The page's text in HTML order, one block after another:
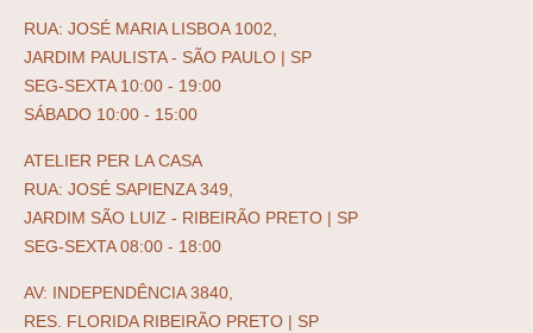
RUA: JOSÉ MARIA LISBOA 1002,
JARDIM PAULISTA - SÃO PAULO | SP
SEG-SEXTA 10:00 - 19:00
SÁBADO 10:00 - 15:00
ATELIER PER LA CASA
RUA: JOSÉ SAPIENZA 349,
JARDIM SÃO LUIZ - RIBEIRÃO PRETO | SP
SEG-SEXTA 08:00 - 18:00
AV: INDEPENDÊNCIA 3840,
RES. FLORIDA RIBEIRÃO PRETO | SP